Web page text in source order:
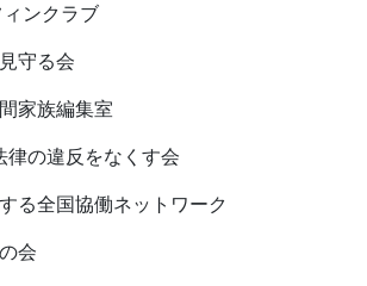
ンクラブ
守る会
家族編集室
の違反をなくす会
る全国協働ネットワーク
会